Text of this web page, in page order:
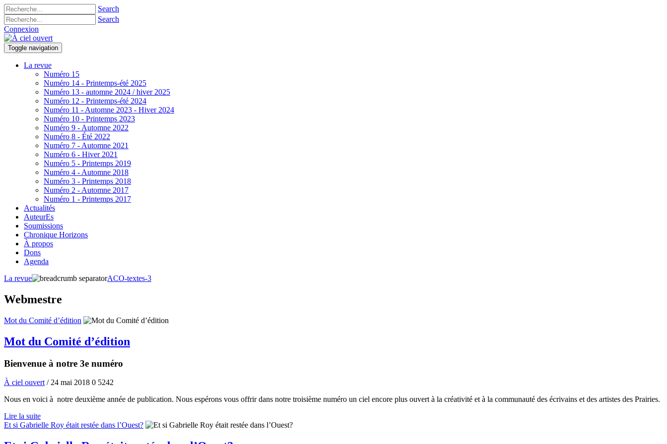
Search
Search
Connexion
Toggle navigation
La revue
Numéro 15
Numéro 14 - Printemps-été 2025
Numéro 13 - automne 2024 / hiver 2025
Numéro 12 - Printemps-été 2024
Numéro 11 - Automne 2023 - Hiver 2024
Numéro 10 - Printemps 2023
Numéro 9 - Automne 2022
Numéro 8 - Été 2022
Numéro 7 - Automne 2021
Numéro 6 - Hiver 2021
Numéro 5 - Printemps 2019
Numéro 4 - Automne 2018
Numéro 3 - Printemps 2018
Numéro 2 - Automne 2017
Numéro 1 - Printemps 2017
Actualités
AuteurEs
Soumissions
Chronique Horizons
À propos
Dons
Agenda
La revue
ACO-textes-3
Webmestre
Mot du Comité d’édition
Mot du Comité d’édition
Bienvenue à notre 3e numéro
À ciel ouvert / 24 mai 2018 0 5242
Nous en voici à notre deuxième année de publication. Nous espérons vous offrir dans notre troisième numéro un ciel encore plus ouvert à la créativité et à la communauté des écrivains et des artistes des Prairies.
Lire la suite
Et si Gabrielle Roy était restée dans l’Ouest?